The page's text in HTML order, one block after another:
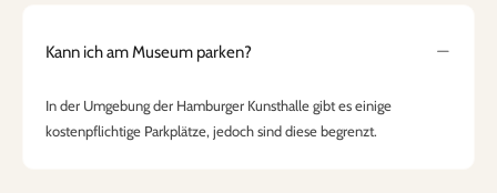
Kann ich am Museum parken?
In der Umgebung der Hamburger Kunsthalle gibt es einige
kostenpflichtige Parkplätze, jedoch sind diese begrenzt.